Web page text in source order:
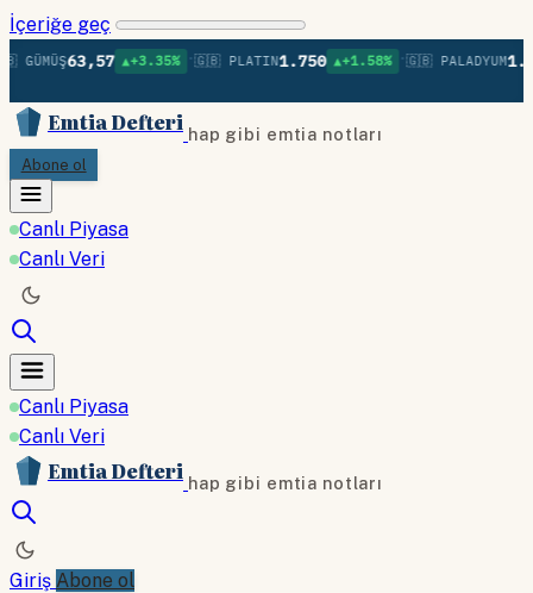
İçeriğe geç
63,57 ▲+3.35% •🇬🇧 PLATIN1.750 ▲+1.58% •🇬🇧 PALADYUM
Emtia Defteri hap gibi emtia notları
Abone ol
Canlı Piyasa
Canlı Veri
Canlı Piyasa
Canlı Veri
Emtia Defteri hap gibi emtia notları
Giriş Abone ol